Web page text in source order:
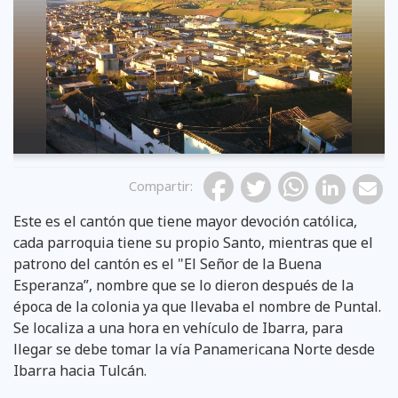
Compartir:
Este es el cantón que tiene mayor devoción católica,
cada parroquia tiene su propio Santo, mientras que el
patrono del cantón es el "El Señor de la Buena
Esperanza”, nombre que se lo dieron después de la
época de la colonia ya que llevaba el nombre de Puntal.
Se localiza a una hora en vehículo de Ibarra, para
llegar se debe tomar la vía Panamericana Norte desde
Ibarra hacia Tulcán.